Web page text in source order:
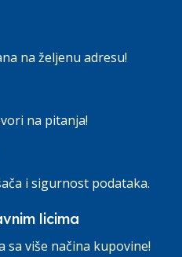
na željenu adresu!
na pitanja!
i sigurnost podataka.
licima
sa više načina kupovine!